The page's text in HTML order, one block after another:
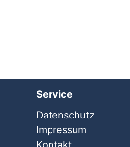
Service
Datenschutz
Impressum
Kontakt